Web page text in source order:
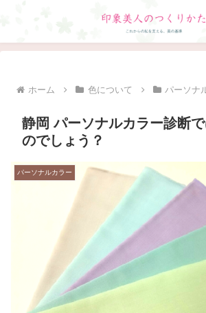
ホーム 色について パーソナ
静岡 パーソナルカラー診断
のでしょう？
パーソナルカラー